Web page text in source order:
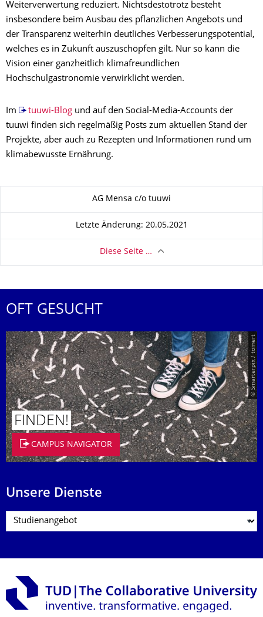
Weiterverwertung reduziert. Nichtsdestotrotz besteht
insbesondere beim Ausbau des pflanzlichen Angebots und
der Transparenz weiterhin deutliches Verbesserungspotential,
welches es in Zukunft auszuschöpfen gilt. Nur so kann die
Vision einer ganzheitlich klimafreundlichen
Hochschulgastronomie verwirklicht werden.
Im tuuwi-Blogund auf den Social-Media-Accounts der
tuuwi finden sich regelmäßig Posts zum aktuellen Stand der
Projekte, aber auch zu Rezepten und Informationen rund um
klimabewusste Ernährung.
AG Mensa c/o tuuwi
Letzte Änderung: 20.05.2021
Diese Seite …
OFT GESUCHT
© Smarterpix / tomert
FINDEN!
CAMPUS NAVIGATOR
Unsere Dienste